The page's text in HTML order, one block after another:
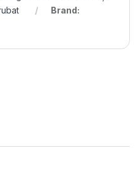
Brand: